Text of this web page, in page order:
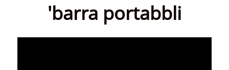
'barra portabbli